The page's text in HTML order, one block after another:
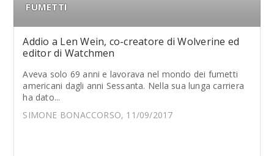
FUMETTI
Addio a Len Wein, co-creatore di Wolverine ed
editor di Watchmen
Aveva solo 69 anni e lavorava nel mondo dei fumetti
americani dagli anni Sessanta. Nella sua lunga carriera
ha dato...
SIMONE BONACCORSO, 11/09/2017